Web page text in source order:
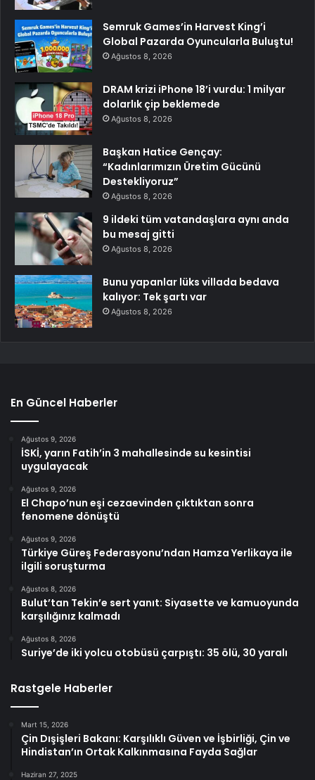
Semruk Games’in Harvest King’i
Global Pazarda Oyuncularla Buluştu!
Ağustos 8, 2026
DRAM krizi iPhone 18’i vurdu: 1 milyar
dolarlık çip beklemede
Ağustos 8, 2026
Başkan Hatice Gençay:
“Kadınlarımızın Üretim Gücünü
Destekliyoruz”
Ağustos 8, 2026
9 ildeki tüm vatandaşlara aynı anda
bu mesaj gitti
Ağustos 8, 2026
Bunu yapanlar lüks villada bedava
kalıyor: Tek şartı var
Ağustos 8, 2026
En Güncel Haberler
Ağustos 9, 2026
İSKİ, yarın Fatih’in 3 mahallesinde su kesintisi
uygulayacak
Ağustos 9, 2026
El Chapo’nun eşi cezaevinden çıktıktan sonra
fenomene dönüştü
Ağustos 9, 2026
Türkiye Güreş Federasyonu’ndan Hamza Yerlikaya ile
ilgili soruşturma
Ağustos 8, 2026
Bulut’tan Tekin’e sert yanıt: Siyasette ve kamuoyunda
karşılığınız kalmadı
Ağustos 8, 2026
Suriye’de iki yolcu otobüsü çarpıştı: 35 ölü, 30 yaralı
Rastgele Haberler
Mart 15, 2026
Çin Dışişleri Bakanı: Karşılıklı Güven ve İşbirliği, Çin ve
Hindistan’ın Ortak Kalkınmasına Fayda Sağlar
Haziran 27, 2025